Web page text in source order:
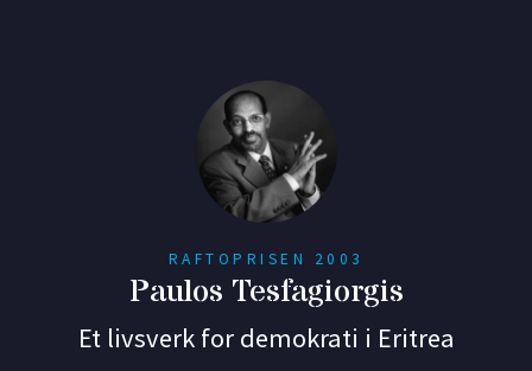
RAFTOPRISEN 2003
Paulos Tesfagiorgis
Et livsverk for demokrati i Eritrea